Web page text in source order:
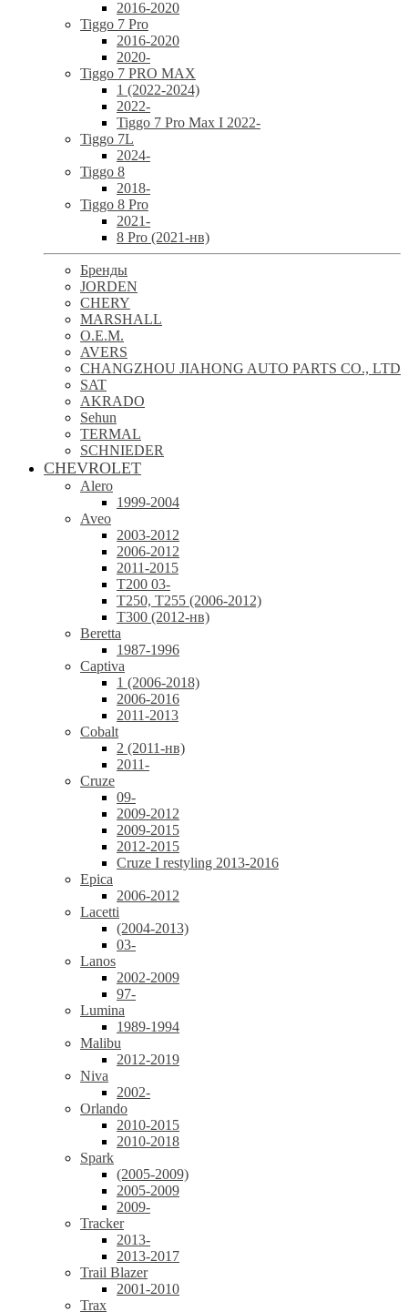
2016-2020
Tiggo 7 Pro
2016-2020
2020-
Tiggo 7 PRO MAX
1 (2022-2024)
2022-
Tiggo 7 Pro Max I 2022-
Tiggo 7L
2024-
Tiggo 8
2018-
Tiggo 8 Pro
2021-
8 Pro (2021-нв)
Бренды
JORDEN
CHERY
MARSHALL
O.E.M.
AVERS
CHANGZHOU JIAHONG AUTO PARTS CO., LTD
SAT
AKRADO
Sehun
TERMAL
SCHNIEDER
CHEVROLET
Alero
1999-2004
Aveo
2003-2012
2006-2012
2011-2015
T200 03-
T250, T255 (2006-2012)
T300 (2012-нв)
Beretta
1987-1996
Captiva
1 (2006-2018)
2006-2016
2011-2013
Cobalt
2 (2011-нв)
2011-
Cruze
09-
2009-2012
2009-2015
2012-2015
Cruze I restyling 2013-2016
Epica
2006-2012
Lacetti
(2004-2013)
03-
Lanos
2002-2009
97-
Lumina
1989-1994
Malibu
2012-2019
Niva
2002-
Orlando
2010-2015
2010-2018
Spark
(2005-2009)
2005-2009
2009-
Tracker
2013-
2013-2017
Trail Blazer
2001-2010
Trax